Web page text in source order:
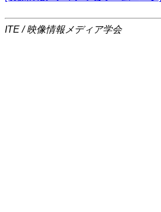
ITE / 映像情報メディア学会